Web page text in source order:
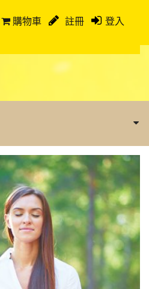
購物車 註冊 登入